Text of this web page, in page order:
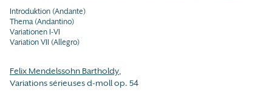
Introduktion (Andante)
Thema (Andantino)
Variationen I-VI
Variation VII (Allegro)
Felix Mendelssohn Bartholdy,
Variations sérieuses d-moll op. 54